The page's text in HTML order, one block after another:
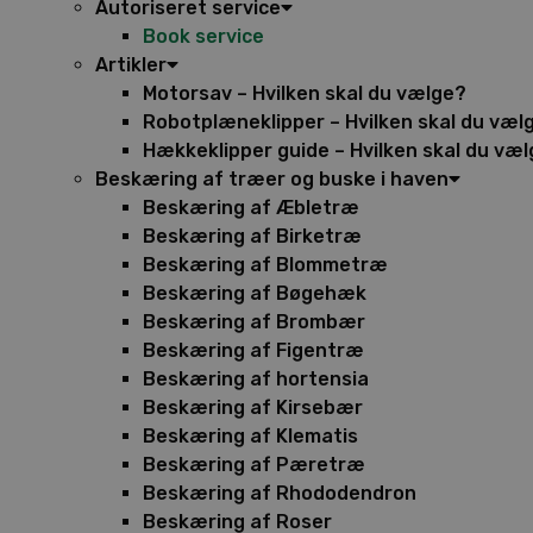
Autoriseret service
Book service
Artikler
Motorsav – Hvilken skal du vælge?
Robotplæneklipper – Hvilken skal du
Hækkeklipper guide – Hvilken skal du
Beskæring af træer og buske i haven
Beskæring af Æbletræ
Beskæring af Birketræ
Beskæring af Blommetræ
Beskæring af Bøgehæk
Beskæring af Brombær
Beskæring af Figentræ
Beskæring af hortensia
Beskæring af Kirsebær
Beskæring af Klematis
Beskæring af Pæretræ
Beskæring af Rhododendron
Beskæring af Roser